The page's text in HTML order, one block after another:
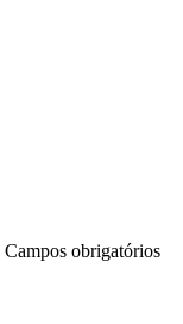
Campos obrigatórios